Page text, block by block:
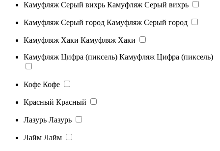
Камуфляж Серый вихрь Камуфляж Серый вихрь
Камуфляж Серый город Камуфляж Серый город
Камуфляж Хаки Камуфляж Хаки
Камуфляж Цифра (пиксель) Камуфляж Цифра (пиксель)
Кофе Кофе
Красный Красный
Лазурь Лазурь
Лайм Лайм